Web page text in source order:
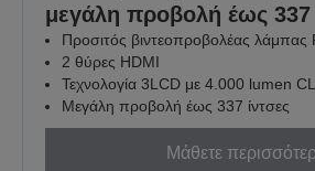
μεγάλη προβολή έως 337
Προσιτός βιντεοπροβολέας λάμπας
2 θύρες HDMI
Τεχνολογία 3LCD με 4.000 lumen
Μεγάλη προβολή έως 337 ίντσες
Μάθετε